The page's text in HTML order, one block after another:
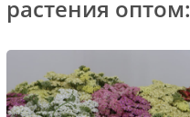
растения оптом: